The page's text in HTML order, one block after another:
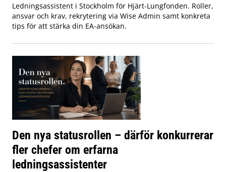
Ledningsassistent i Stockholm för Hjärt-Lungfonden. Roller,
ansvar och krav, rekrytering via Wise Admin samt konkreta
tips för att stärka din EA-ansökan.
Den nya statusrollen – därför konkurrerar
fler chefer om erfarna
ledningsassistenter